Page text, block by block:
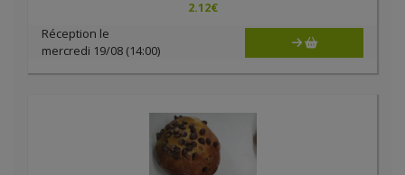
2.12€
Réception le
mercredi 19/08 (14:00)